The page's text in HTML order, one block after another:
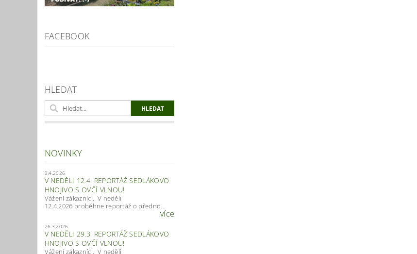
FACEBOOK
HLEDAT
NOVINKY
9.4.2026
V NEDĚLI 12.4. REPORTÁŽ SEDLÁKOVO
HNOJIVO S OVČÍ VLNOU!
Vážení zákazníci. V neděli
12.4.2026 proběhne reportáž o předno...
více
26.3.2026
V NEDĚLI 29.3. REPORTÁŽ SEDLÁKOVO
HNOJIVO S OVČÍ VLNOU!
Vážení zákazníci. V neděli